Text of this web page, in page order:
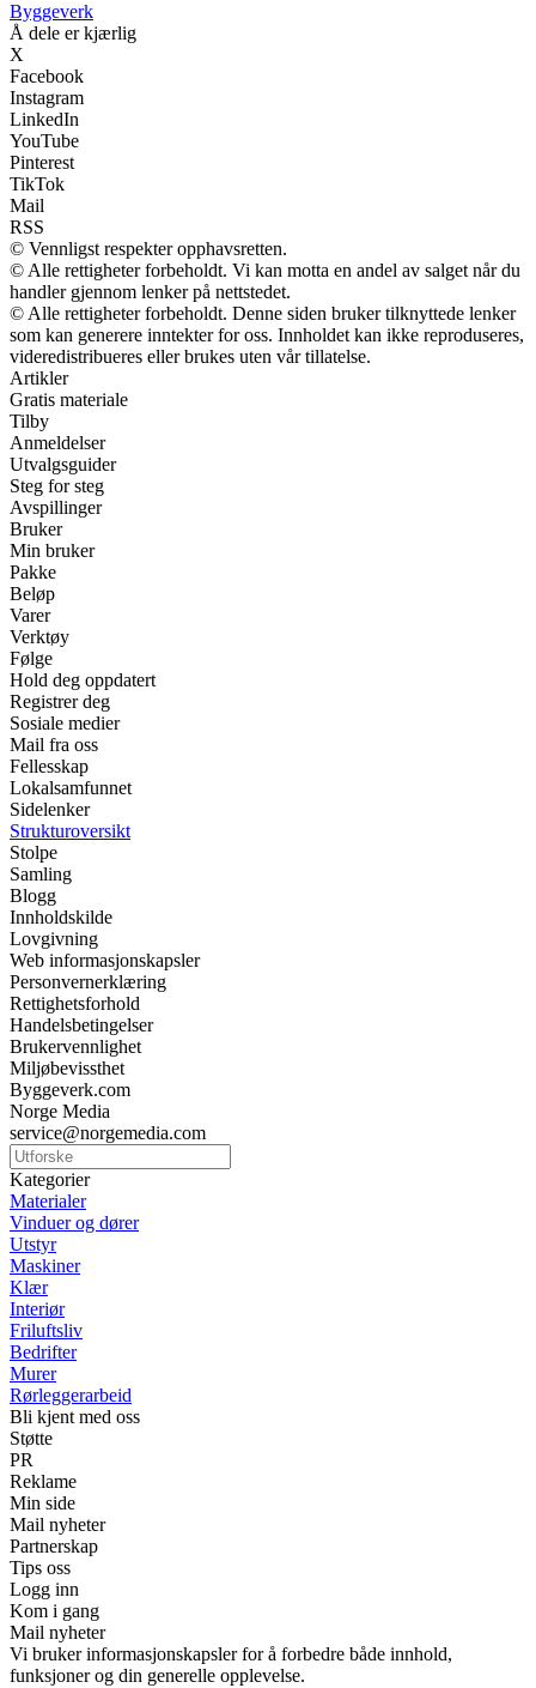
Byggeverk
Å dele er kjærlig
X
Facebook
Instagram
LinkedIn
YouTube
Pinterest
TikTok
Mail
RSS
© Vennligst respekter opphavsretten.
© Alle rettigheter forbeholdt. Vi kan motta en andel av salget når du
handler gjennom lenker på nettstedet.
© Alle rettigheter forbeholdt. Denne siden bruker tilknyttede lenker
som kan generere inntekter for oss. Innholdet kan ikke reproduseres,
videredistribueres eller brukes uten vår tillatelse.
Artikler
Gratis materiale
Tilby
Anmeldelser
Utvalgsguider
Steg for steg
Avspillinger
Bruker
Min bruker
Pakke
Beløp
Varer
Verktøy
Følge
Hold deg oppdatert
Registrer deg
Sosiale medier
Mail fra oss
Fellesskap
Lokalsamfunnet
Sidelenker
Strukturoversikt
Stolpe
Samling
Blogg
Innholdskilde
Lovgivning
Web informasjonskapsler
Personvernerklæring
Rettighetsforhold
Handelsbetingelser
Brukervennlighet
Miljøbevissthet
Byggeverk.com
Norge Media
service@norgemedia.com
Kategorier
Materialer
Vinduer og dører
Utstyr
Maskiner
Klær
Interiør
Friluftsliv
Bedrifter
Murer
Rørleggerarbeid
Bli kjent med oss
Støtte
PR
Reklame
Min side
Mail nyheter
Partnerskap
Tips oss
Logg inn
Kom i gang
Mail nyheter
Vi bruker informasjonskapsler for å forbedre både innhold,
funksjoner og din generelle opplevelse.